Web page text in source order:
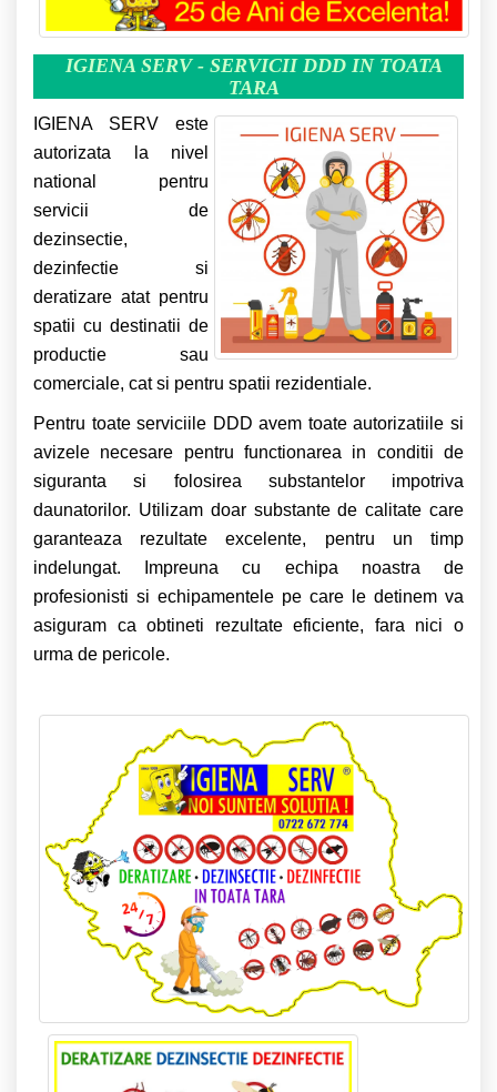
IGIENA SERV - SERVICII DDD IN TOATA
TARA
IGIENA SERV este
autorizata la nivel
national pentru
servicii de
dezinsectie,
dezinfectie si
deratizare atat pentru
spatii cu destinatii de
productie sau
comerciale, cat si pentru spatii rezidentiale.
Pentru toate serviciile DDD avem toate autorizatiile si
avizele necesare pentru functionarea in conditii de
siguranta si folosirea substantelor impotriva
daunatorilor. Utilizam doar substante de calitate care
garanteaza rezultate excelente, pentru un timp
indelungat. Impreuna cu echipa noastra de
profesionisti si echipamentele pe care le detinem va
asiguram ca obtineti rezultate eficiente, fara nici o
urma de pericole.